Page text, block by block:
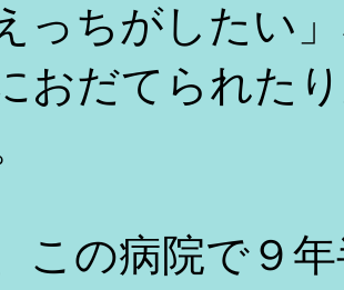
っちがしたい
おだてられた
この病院で９